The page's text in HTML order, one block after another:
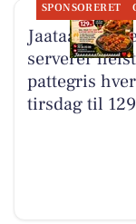
SPONSORERET
Jaataak
serverer
pattegris hver
tirsdag til